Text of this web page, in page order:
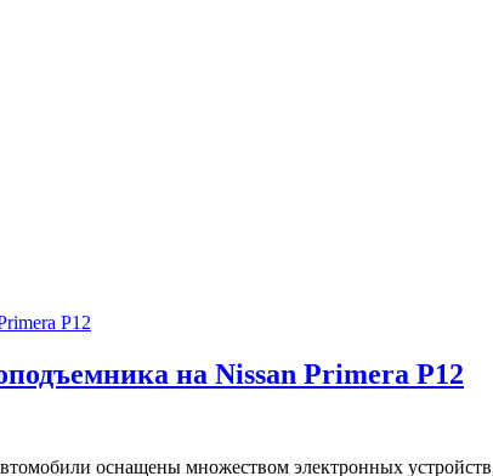
на Nissan Primera P12
оснащены множеством электронных